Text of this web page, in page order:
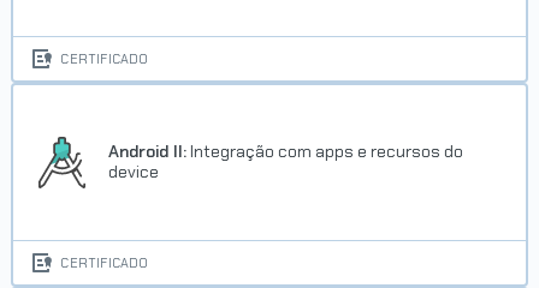
CERTIFICADO
Android II: Integração com apps e recursos do
device
CERTIFICADO